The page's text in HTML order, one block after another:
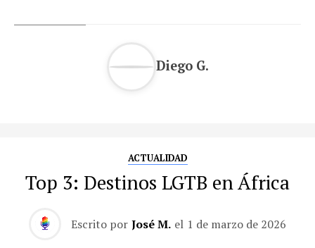
Diego G.
ACTUALIDAD
Top 3: Destinos LGTB en África
Escrito por José M. el 1 de marzo de 2026